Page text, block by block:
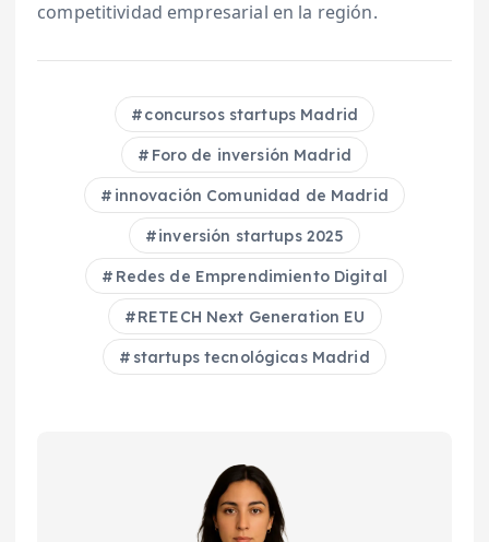
competitividad empresarial en la región.
concursos startups Madrid
Foro de inversión Madrid
innovación Comunidad de Madrid
inversión startups 2025
Redes de Emprendimiento Digital
RETECH Next Generation EU
startups tecnológicas Madrid